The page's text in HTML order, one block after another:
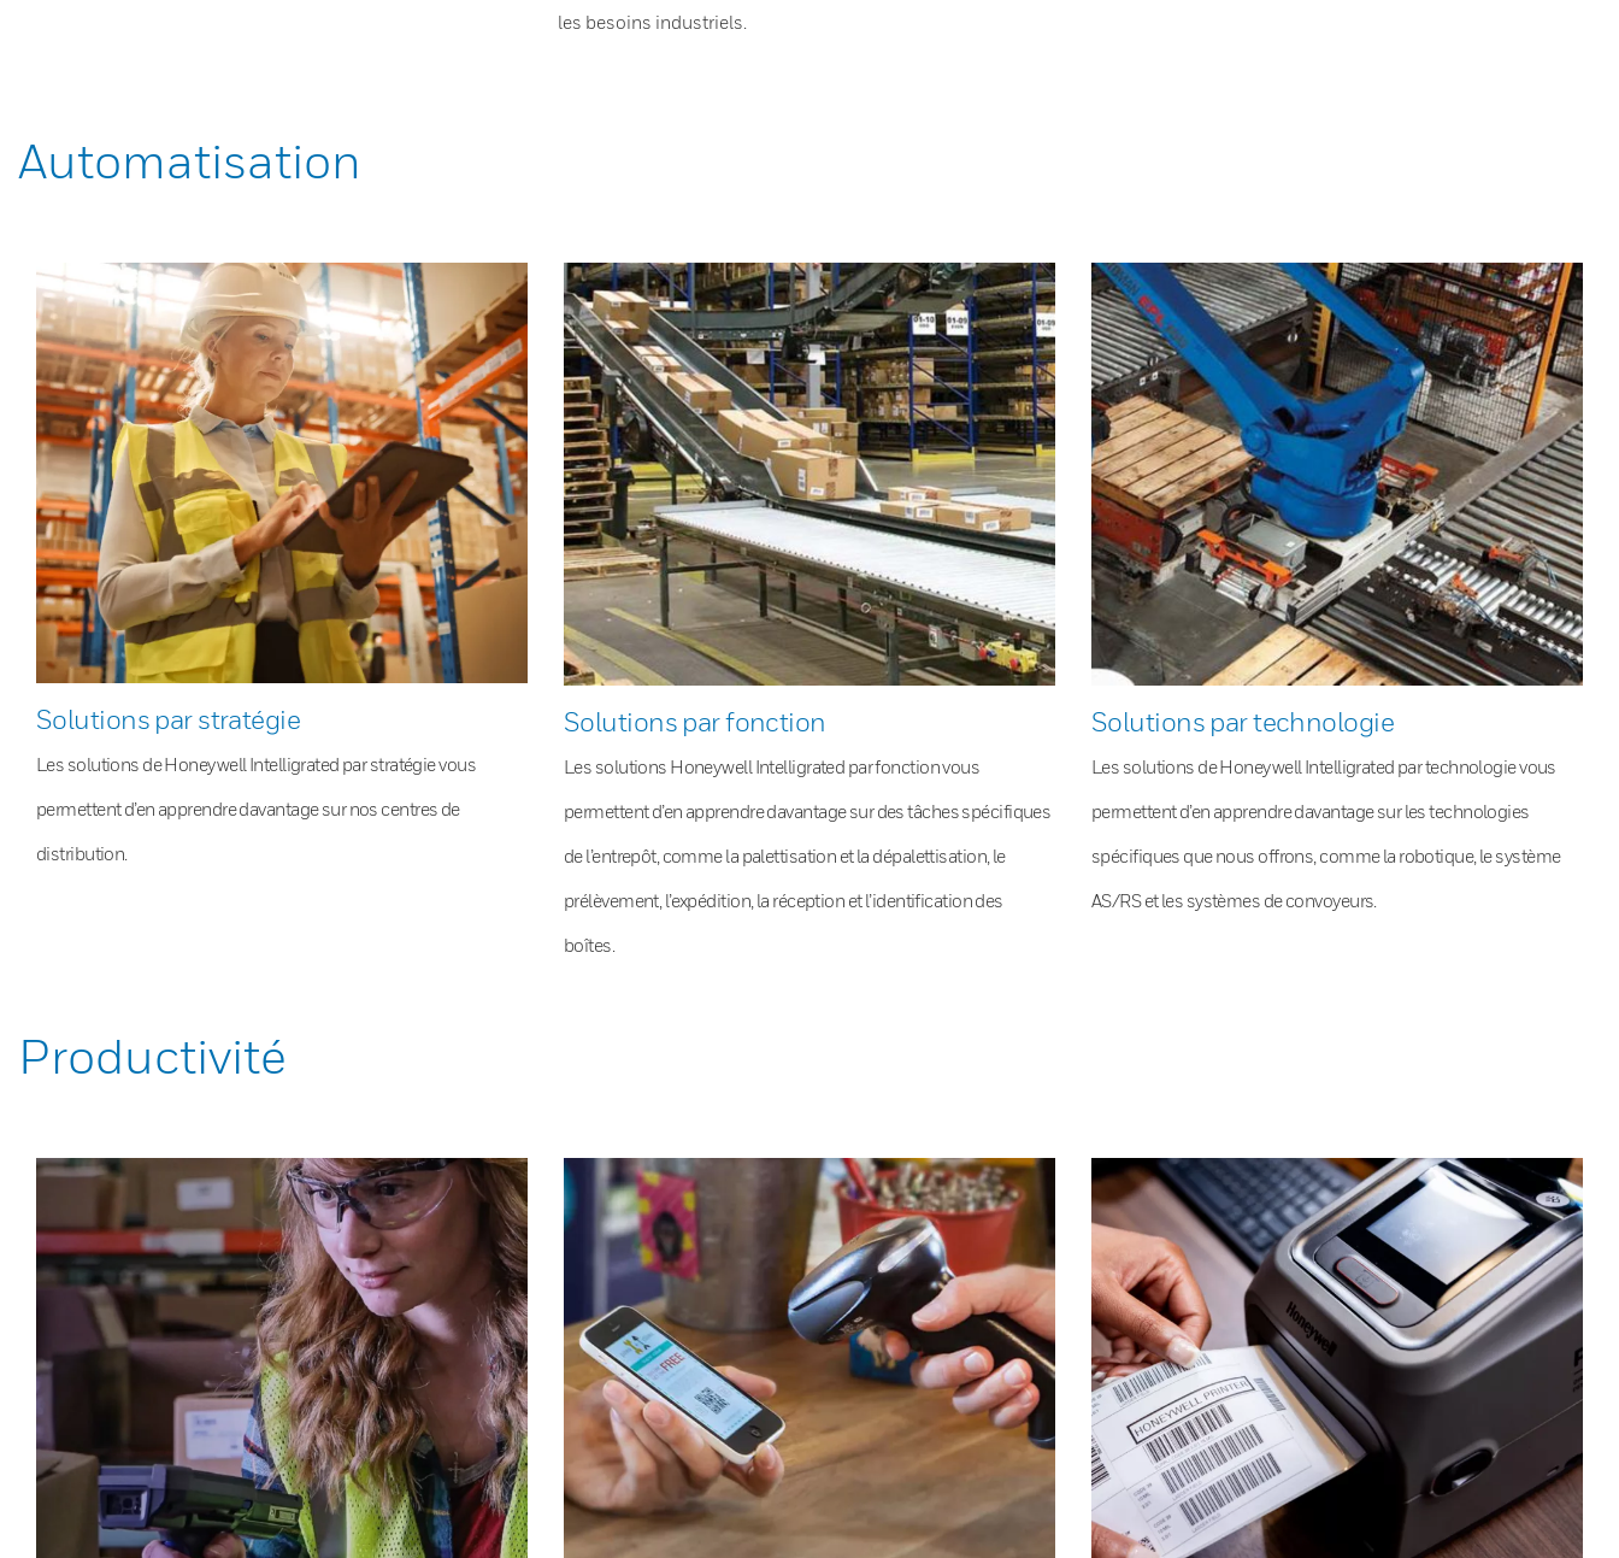
les besoins industriels.
Automatisation
Solutions par stratégie
Les solutions de Honeywell Intelligrated par stratégie vous
permettent d’en apprendre davantage sur nos centres de
distribution.
Solutions par fonction
Les solutions Honeywell Intelligrated par fonction vous
permettent d’en apprendre davantage sur des tâches spécifiques
de l’entrepôt, comme la palettisation et la dépalettisation, le
prélèvement, l’expédition, la réception et l’identification des
boîtes.
Solutions par technologie
Les solutions de Honeywell Intelligrated par technologie vous
permettent d’en apprendre davantage sur les technologies
spécifiques que nous offrons, comme la robotique, le système
AS/RS et les systèmes de convoyeurs.
Productivité